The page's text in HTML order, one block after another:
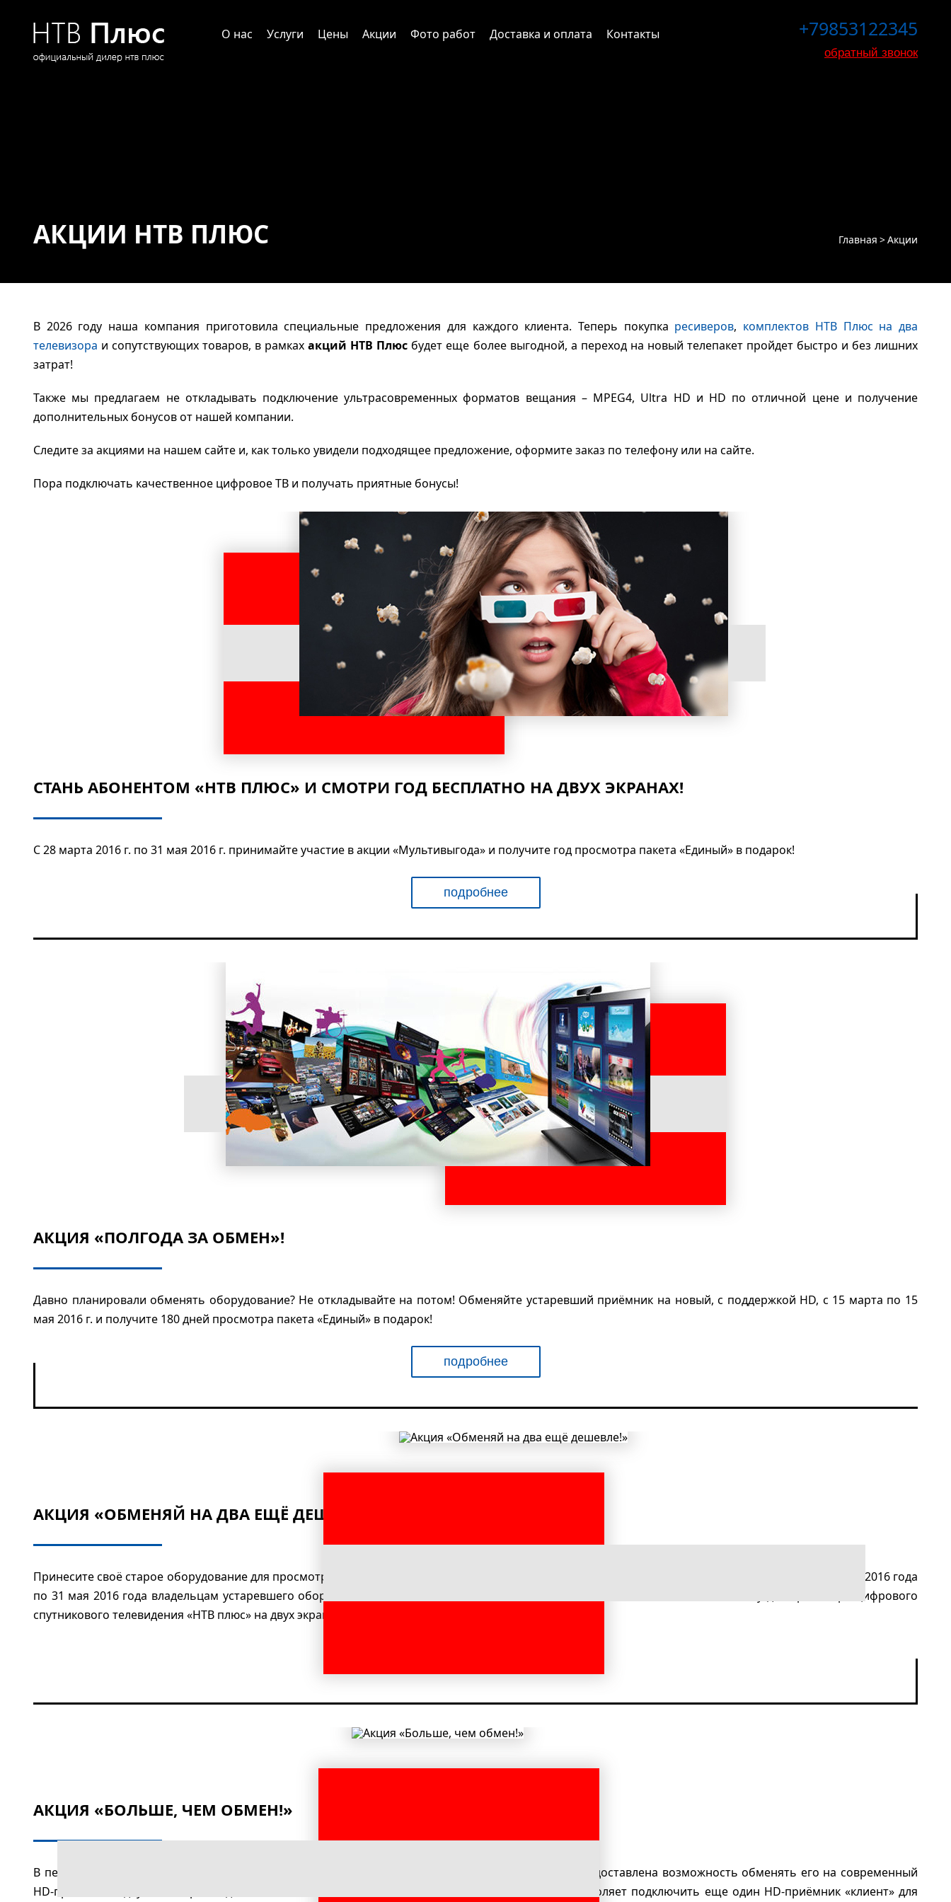
О нас Услуги Цены Акции Фото работ Доставка и оплата Контакты +79853122345
обратный звонок
АКЦИИ НТВ ПЛЮС Главная Акции
В 2026 году наша компания приготовила специальные предложения для каждого клиента. Теперь покупка ресиверов, комплектов НТВ Плюс на два
телевизора и сопутствующих товаров, в рамкахакций НТВ Плюс будет еще более выгодной, а переход на новый телепакет пройдет быстро и без лишних
затрат!
Также мы предлагаем не откладывать подключение ультрасовременных форматов вещания – MPEG4, Ultra HD и HD по отличной цене и получение
дополнительных бонусов от нашей компании.
Следите за акциями на нашем сайте и, как только увидели подходящее предложение, оформите заказ по телефону или на сайте.
Пора подключать качественное цифровое ТВ и получать приятные бонусы!
СТАНЬ АБОНЕНТОМ «НТВ ПЛЮС» И СМОТРИ ГОД БЕСПЛАТНО НА ДВУХ ЭКРАНАХ!
С 28 марта 2016 г. по 31 мая 2016 г. принимайте участие в акции «Мультивыгода» и получите год просмотра пакета «Единый» в подарок!
подробнее
АКЦИЯ «ПОЛГОДА ЗА ОБМЕН»!
Давно планировали обменять оборудование? Не откладывайте на потом! Обменяйте устаревший приёмник на новый, с поддержкой HD, с 15 марта по 15
мая 2016 г. и получите 180 дней просмотра пакета «Единый» в подарок!
подробнее
АКЦИЯ «ОБМЕНЯЙ НА ДВА ЕЩЁ ДЕШЕВЛЕ!»
Принесите своё старое оборудование для просмотра «НТВ плюс» и получите «Один комплект на два телевизора» ещё дешевле! В период с 1 марта 2016 года
по 31 мая 2016 года владельцам устаревшего оборудования предоставлена уникальная возможность обменять его на систему для просмотра цифрового
спутникового телевидения «НТВ плюс» на двух экранах одновременно, доплатив всего 7299 рублей.
АКЦИЯ «БОЛЬШЕ, ЧЕМ ОБМЕН!»
В период с 16 февраля 2016 года по 31 мая 2016 года владельцам устаревшего оборудования предоставлена возможность обменять его на современный
HD-приёмник с двумя тюнерами, доплатив всего 4 799 рублей! Приёмник с двумя тюнерами позволяет подключить еще один HD-приёмник «клиент» для